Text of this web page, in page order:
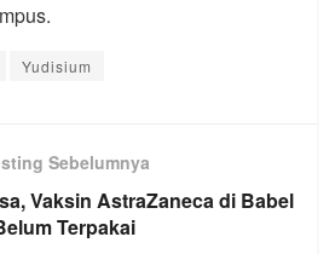
Yudisium
Sebelumnya
Vaksin AstraZaneca di Babel
Terpakai